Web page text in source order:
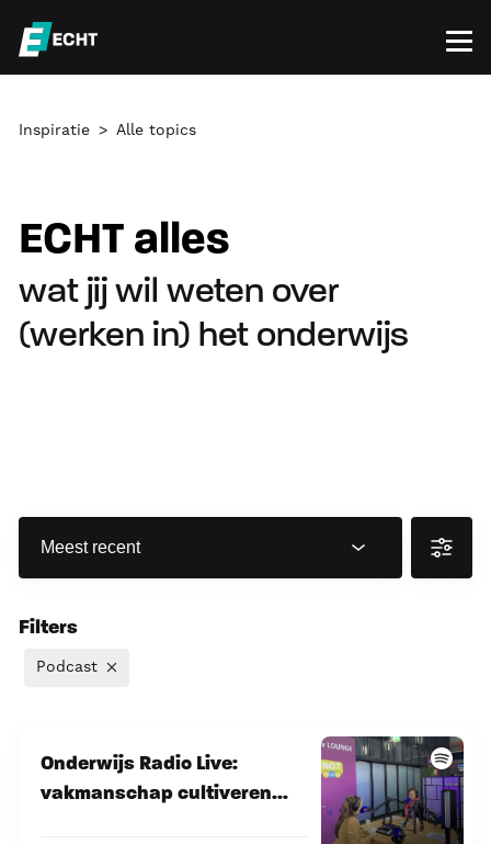
Inspiratie Alle topics
ECHT alles
wat jij wil weten over
(werken in) het onderwijs
Filters
Podcast
Onderwijs Radio Live:
vakmanschap cultiveren...